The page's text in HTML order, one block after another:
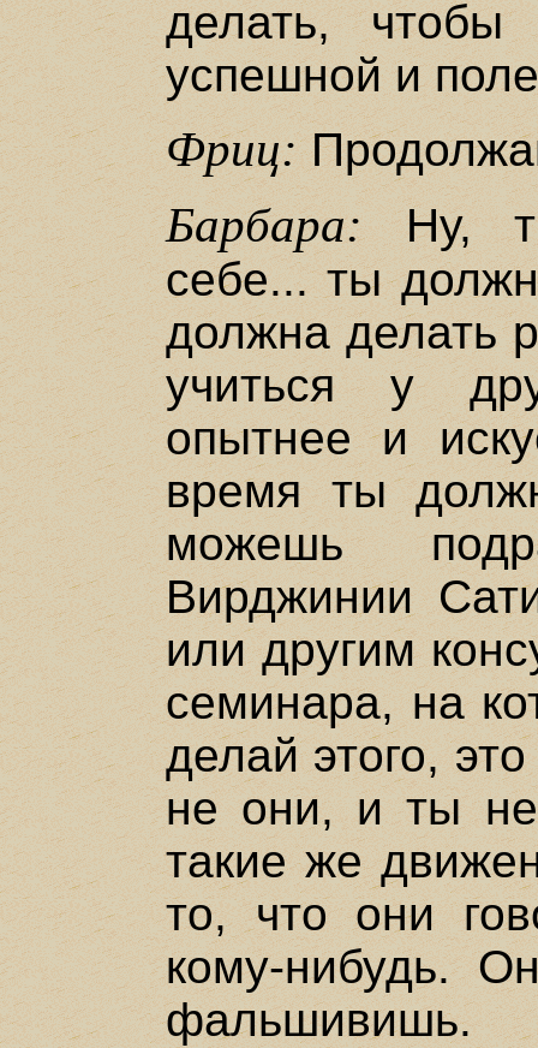
делать, чтобы
успешной и
Фриц:
Барбара:Ну,
себе... ты
должна делать
учиться у
опытнее и
время ты
можешь
Вирджинии
или другим
семинара, на
делай этого,
не они, и ты
такие же
то, что они
кому-нибудь.
фальшивишь.